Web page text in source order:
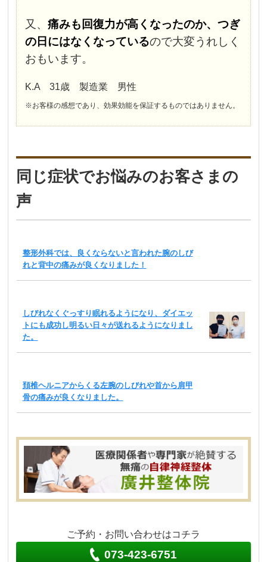
又、痛みも回復力が高くなったのか、つぎ
の日にはなくなっているので大変うれしく
おもいます。
K.A 31歳 製造業 男性
※お客様の感想であり、効果効能を保証するものではありません。
同じ症状でお悩みのお客さまの
声
整形外科では、良くならないと言われた腕のしび
れと背中の痛みが良くなりました！
しびれなくぐっすり眠れるようになり、ダイエッ
トにも成功し明るい日々が送れるようになりまし
た。
頚椎ヘルニアからくる左腕のしびれや首から肩甲
骨の痛みが良くなりました。
ご予約・お問い合わせはコチラ
073-423-6751